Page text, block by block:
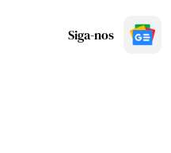
Siga-nos